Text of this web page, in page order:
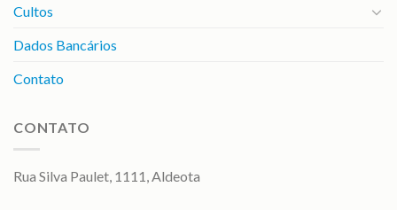
Cultos
Dados Bancários
Contato
CONTATO
Rua Silva Paulet, 1111, Aldeota